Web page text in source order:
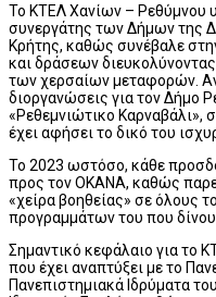
Το ΚΤΕΛ Χανίων – Ρεθύμνου
συνεργάτης των Δήμων της
Κρήτης, καθώς συνέβαλε
και δράσεων
των χερσαίων μεταφορών.
διοργανώσεις για τον Δήμο
«Ρεθεμνιώτικο Καρναβάλι»,
έχει αφήσει το δικό του
Το 2023 ωστόσο, κάθε
προς τον ΟΚΑΝΑ, καθώς
«χείρα βοηθείας» σε όλους
προγραμμάτων του που
Σημαντικό κεφάλαιο για το
που έχει αναπτύξει με το
Πανεπιστημιακά Ιδρύματα